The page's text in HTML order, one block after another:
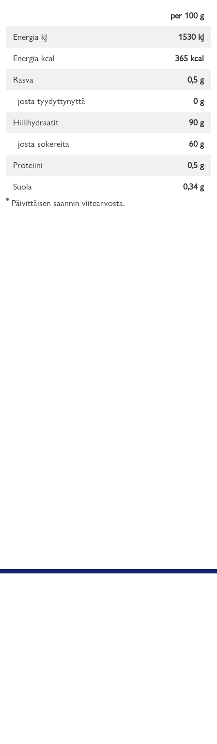
per 100 g
Energia kJ 1530 kJ
Energia kcal 365 kcal
Rasva 0,5 g
josta tyydyttynyttä 0 g
Hiilihydraatit 90 g
josta sokereita 60 g
Proteiini 0,5 g
Suola 0,34 g
* Päivittäisen saannin viitearvosta.